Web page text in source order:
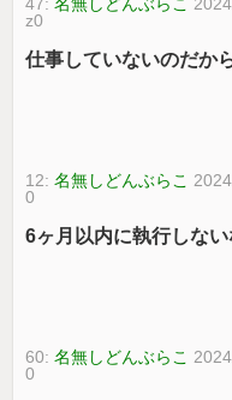
z0
仕事していないのだか
12:名無しどんぶらこ
0
6ヶ月以内に執行しな
60:名無しどんぶらこ
0